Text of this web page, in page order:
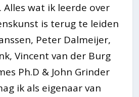
wat ik leerde over
is terug te leiden
Peter Dalmeijer,
Vincent van der Burg
Ph.D & John Grinder
ik als eigenaar van